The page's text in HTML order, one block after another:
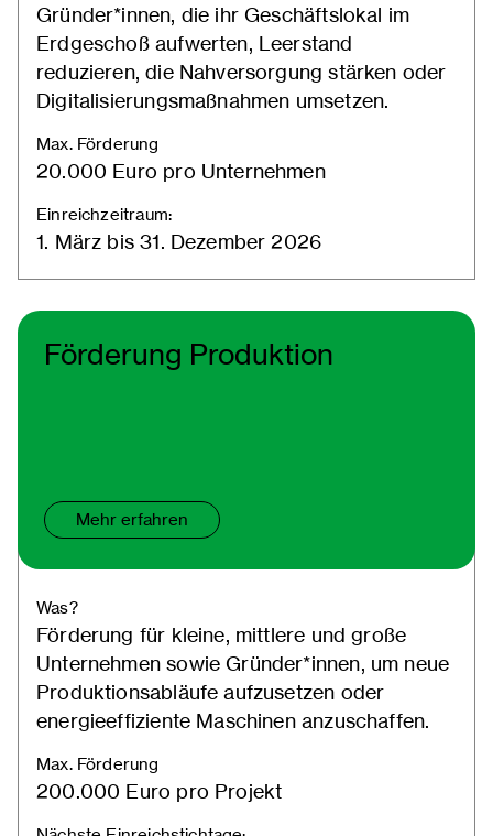
Gründer*innen, die ihr Geschäftslokal im
Erdgeschoß aufwerten, Leerstand
reduzieren, die Nahversorgung stärken oder
Digitalisierungsmaßnahmen umsetzen.
Max. Förderung
20.000 Euro pro Unternehmen
Einreichzeitraum:
1. März bis 31. Dezember 2026
Förderung Produktion
Mehr erfahren
Was?
Förderung für kleine, mittlere und große
Unternehmen sowie Gründer*innen, um neue
Produktionsabläufe aufzusetzen oder
energieeffiziente Maschinen anzuschaffen.
Max. Förderung
200.000 Euro pro Projekt